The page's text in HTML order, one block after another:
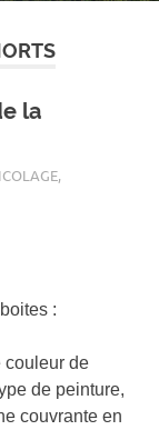
la
,
:
couleur de
de peinture,
couvrante en